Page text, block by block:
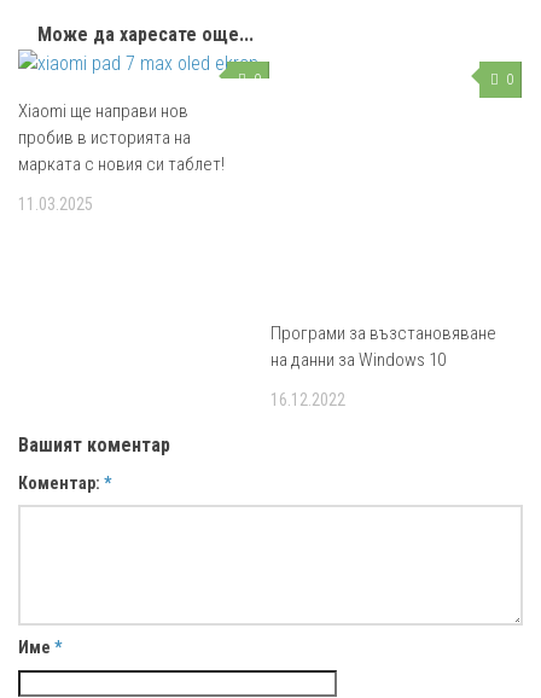
Може да харесате още...
0
Xiaomi ще направи нов
пробив в историята на
марката с новия си таблет!
11.03.2025
0
Програми за възстановяване
на данни за Windows 10
16.12.2022
Вашият коментар
Коментар: *
Име *